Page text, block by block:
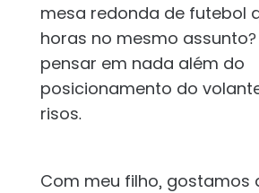
mesa redonda de futebol
horas no mesmo
pensar em nada além do
posicionamento do
risos.
Com meu filho, gostamos